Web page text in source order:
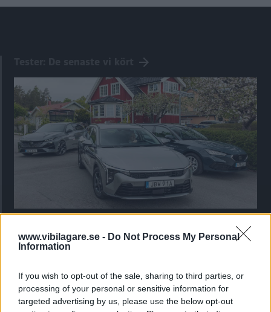
www.vibilagare.se - Do Not Process My Personal
Information
If you wish to opt-out of the sale, sharing to third parties, or
processing of your personal or sensitive information for
targeted advertising by us, please use the below opt-out
Kia utmanar i kombiklassen – blir omkörd
av ”gamlingen”